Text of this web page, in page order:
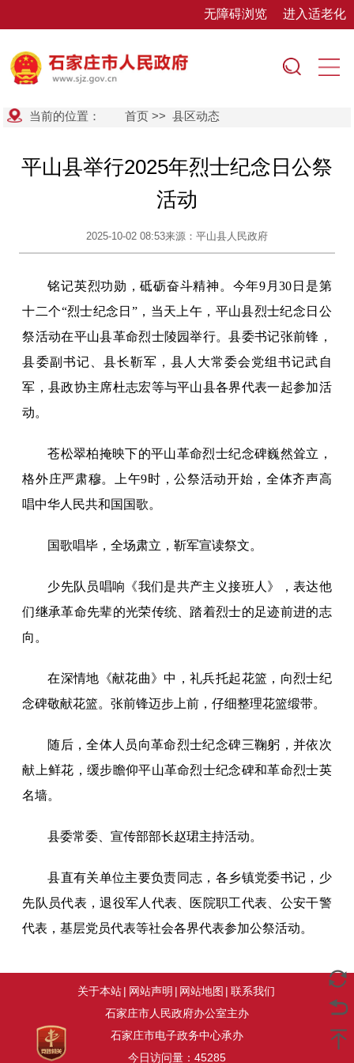
无障碍浏览 进入适老化
当前的位置： 首页 >>县区动态
平山县举行2025年烈士纪念日公祭
活动
2025-10-02 08:53来源：平山县人民政府
铭记英烈功勋，砥砺奋斗精神。今年9月30日是第
十二个“烈士纪念日”，当天上午，平山县烈士纪念日公
祭活动在平山县革命烈士陵园举行。县委书记张前锋，
县委副书记、县长靳军，县人大常委会党组书记武自
军，县政协主席杜志宏等与平山县各界代表一起参加活
动。
苍松翠柏掩映下的平山革命烈士纪念碑巍然耸立，
格外庄严肃穆。上午9时，公祭活动开始，全体齐声高
唱中华人民共和国国歌。
国歌唱毕，全场肃立，靳军宣读祭文。
少先队员唱响《我们是共产主义接班人》，表达他
们继承革命先辈的光荣传统、踏着烈士的足迹前进的志
向。
在深情地《献花曲》中，礼兵托起花篮，向烈士纪
念碑敬献花篮。张前锋迈步上前，仔细整理花篮缎带。
随后，全体人员向革命烈士纪念碑三鞠躬，并依次
献上鲜花，缓步瞻仰平山革命烈士纪念碑和革命烈士英
名墙。
县委常委、宣传部部长赵珺主持活动。
县直有关单位主要负责同志，各乡镇党委书记，少
先队员代表，退役军人代表、医院职工代表、公安干警
代表，基层党员代表等社会各界代表参加公祭活动。
关于本站| 网站声明 | 网站地图 | 联系我们
石家庄市人民政府办公室主办
石家庄市电子政务中心承办
今日访问量： 45285